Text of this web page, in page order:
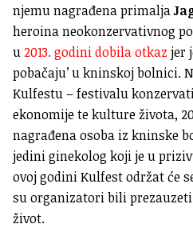
njemu nagrađena primalja
heroina neokonzervativnog
u 2013. godini dobila otkaz jer
pobačaju’ u kninskoj bolnici.
Kulfestu – festivalu
ekonomije te kulture života,
nagrađena osoba iz kninske
jedini ginekolog koji je u
ovoj godini Kulfest održat će
su organizatori bili
život.